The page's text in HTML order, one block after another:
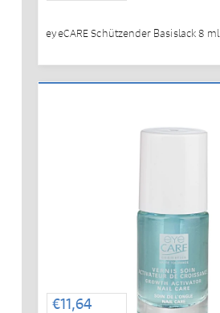
eyeCARE Schützender Basislack 8 ml
€11,64